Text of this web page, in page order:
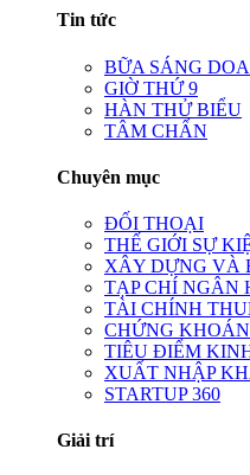
Tin tức
BỮA SÁNG
GIỜ THỨ 9
HÀN THỬ BIỂU
TÂM CHẤN
Chuyên mục
ĐỐI THOẠI
THẾ GIỚI SỰ
XÂY DỰNG VÀ
TẠP CHÍ NGÂN
TÀI CHÍNH
CHỨNG
TIÊU ĐIỂM
XUẤT NHẬP
STARTUP 360
Giải trí